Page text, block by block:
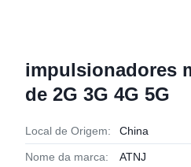
impulsionadores
de 2G 3G 4G 5G
Local de Origem: China
Nome da marca: ATNJ